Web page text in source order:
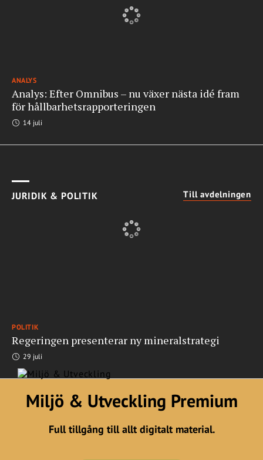
ANALYS
Analys: Efter Omnibus – nu växer nästa idé fram
för hållbarhetsrapporteringen
14 juli
JURIDIK & POLITIK Till avdelningen
POLITIK
Regeringen presenterar ny mineralstrategi
29 juli
Miljö & Utveckling Premium
Full tillgång till allt digitalt material.